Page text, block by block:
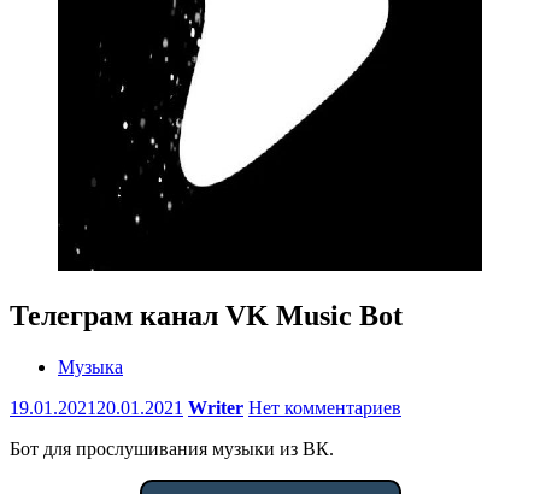
Телеграм канал VK Music Bot
Музыка
19.01.2021 20.01.2021 Writer Нет комментариев
Бот для прослушивания музыки из ВК.